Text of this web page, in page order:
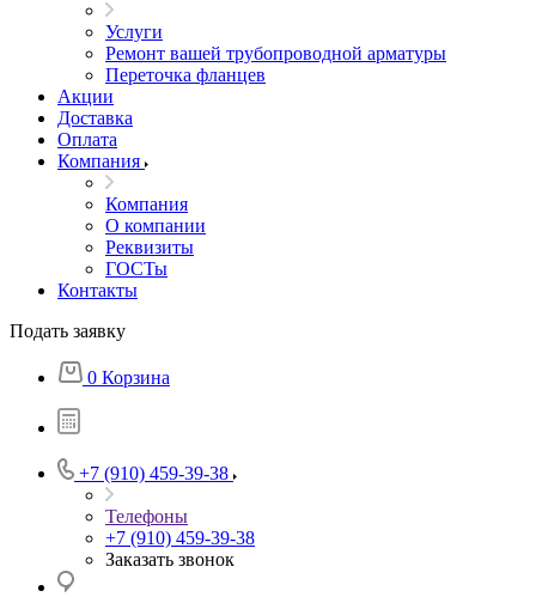
Услуги
Ремонт вашей трубопроводной арматуры
Переточка фланцев
Акции
Доставка
Оплата
Компания
Компания
О компании
Реквизиты
ГОСТы
Контакты
Подать заявку
0 Корзина
+7 (910) 459-39-38
Телефоны
+7 (910) 459-39-38
Заказать звонок